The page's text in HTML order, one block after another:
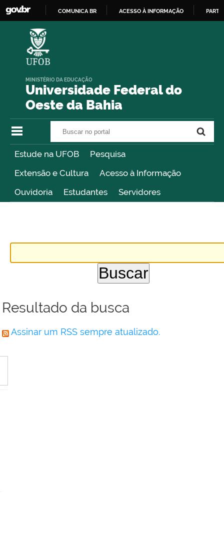
COMUNICA BR ACESSO À INFORMAÇÃO
Universidade Federal do
Oeste da Bahia
MINISTÉRIO DA EDUCAÇÃO
Estude na UFOB
Pesquisa
Extensão e Cultura
Acesso à Informação
Ouvidoria
Estudantes Servidores
Resultado da busca
Assinar um RSS sempre atualizado.